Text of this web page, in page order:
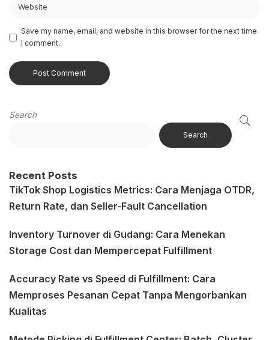
Save my name, email, and website in this browser for the next time
I comment.
Search
Search
Recent Posts
TikTok Shop Logistics Metrics: Cara Menjaga OTDR,
Return Rate, dan Seller-Fault Cancellation
Inventory Turnover di Gudang: Cara Menekan
Storage Cost dan Mempercepat Fulfillment
Accuracy Rate vs Speed di Fulfillment: Cara
Memproses Pesanan Cepat Tanpa Mengorbankan
Kualitas